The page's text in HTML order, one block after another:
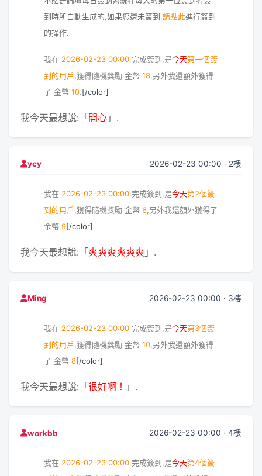
到時所自動生成的,如果您還未簽到,請點此進行簽到
的操作.
我在 2026-02-23 00:00 完成簽到,是今天第一個簽
到的用戶 ,獲得隨機獎勵 金幣 18 ,另外我還額外獲得
了 金幣 10.[/color]
我今天最想說:「開心 」.
ycy 2026-02-23 00:00 · 2樓
我在 2026-02-23 00:00 完成簽到,是今天第2個簽
到的用戶 ,獲得隨機獎勵 金幣 6 ,另外我還額外獲得了
金幣 9[/color]
我今天最想說:「爽爽爽爽爽爽 」.
Ming 2026-02-23 00:00 · 3樓
我在 2026-02-23 00:00 完成簽到,是今天第3個簽
到的用戶,獲得隨機獎勵 金幣 10,另外我還額外獲得
了 金幣 8[/color]
我今天最想說:「 很好啊！ 」.
workbb 2026-02-23 00:00 · 4樓
我在 2026-02-23 00:00 完成簽到,是今天第4個簽